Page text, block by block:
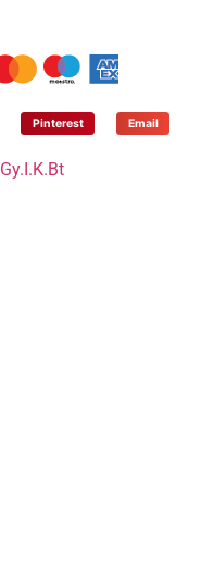
Pinterest Email
Gy.I.K.Bt